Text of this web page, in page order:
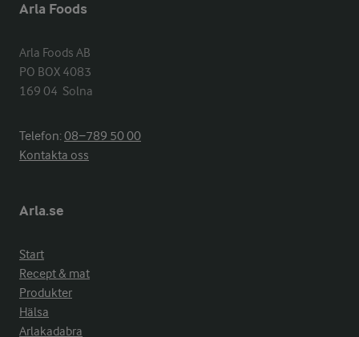
Arla Foods
Arla Foods AB
PO BOX 4083
169 04  Solna
Telefon:08−789 50 00
Kontakta oss
Arla.se
Start
Recept & mat
Produkter
Hälsa
Arlakadabra